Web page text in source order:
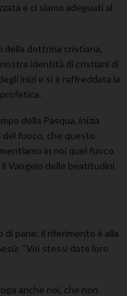
e ci siamo adeguati al
dottrina cristiana,
identità di cristiani di
inizi e si è raffreddata la
profetica.
della Pasqua, inizia
del fuoco, che questo
in noi quel fuoco
Vangelo delle beatitudini
di pane; il riferimento è alla
“Voi stessi date loro
anche noi, che non